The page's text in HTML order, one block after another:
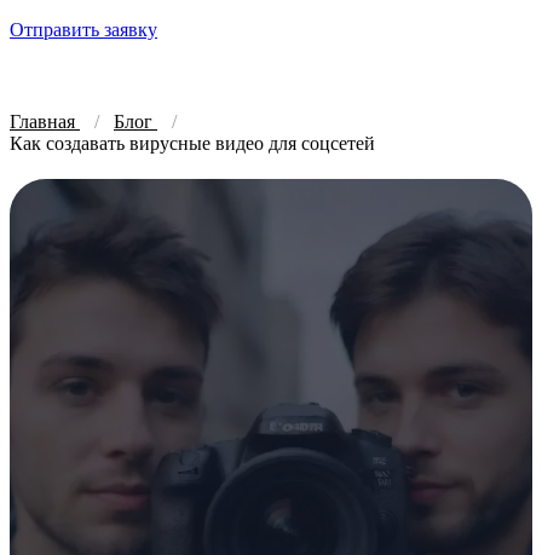
Отправить заявку
Главная
Блог
Как создавать вирусные видео для соцсетей